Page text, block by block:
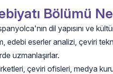
Bölümü
dil yapısını ve
edebi eserler analizi, çeviri
uzmanlaşırlar.
çeviri ofisleri, medya